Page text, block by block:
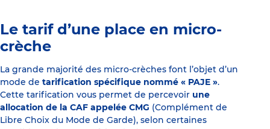
Le tarif d’une place en micro-
crèche
La grande majorité des micro-crèches font l’objet d’un
mode de tarification spécifique nommé « PAJE ».
Cette tarification vous permet de percevoir une
allocation de la CAF appelée CMG (Complément de
Libre Choix du Mode de Garde), selon certaines